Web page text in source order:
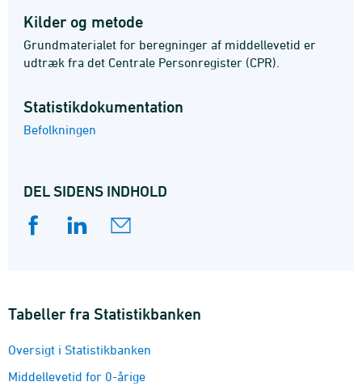
Kilder og metode
Grundmaterialet for beregninger af middellevetid er
udtræk fra det Centrale Personregister (CPR).
Statistik­dokumentation
Befolkningen
DEL SIDENS INDHOLD
Tabeller fra Statistikbanken
Oversigt i Statistikbanken
Middellevetid for 0-årige